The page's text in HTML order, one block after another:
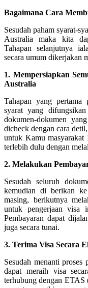
Bagaimana Cara
Sesudah paham syarat-
Australia maka kita
Tahapan selanjutnya
secara umum dikerjakan
1. Mempersiapkan
Australia
Tahapan yang pertama
syarat yang
dokumen-dokumen
dicheck dengan cara
untuk Kamu masyarakat
terlebih dulu dengan
2. Melakukan
Sesudah seluruh
kemudian di berikan
masing, berikutnya
untuk pengerjaan visa
Pembayaran dapat
juga secara tunai.
3. Terima Visa Secara
Sesudah menanti
dapat meraih visa
terhubung dengan